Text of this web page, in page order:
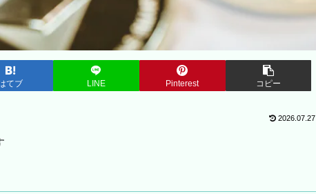
てブ LINE Pinterest コピー
2026.07.27